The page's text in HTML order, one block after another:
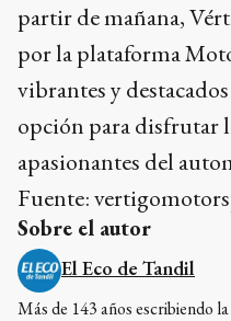
partir de mañana,
por la plataforma
vibrantes y
opción para disfrutar
apasionantes del
Fuente:
Sobre el autor
El Eco de Tandil
Más de 143 años escribiendo